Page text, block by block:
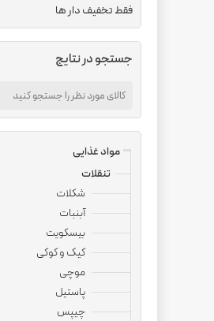
فقط تخفیف دار ها
جستجو در نتایج
مواد غذایی
تنقلات
شکلات
آبنبات
بیسکویت
کیک و کوکی
موچی
پاستیل
چیپس